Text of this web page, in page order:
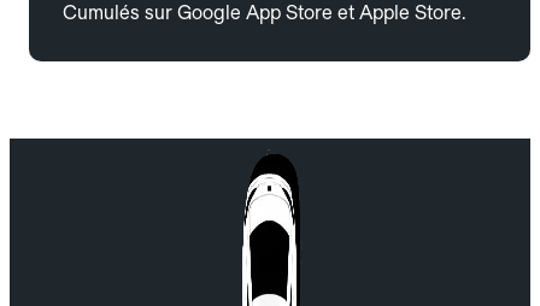
Cumulés sur Google App Store et Apple Store.